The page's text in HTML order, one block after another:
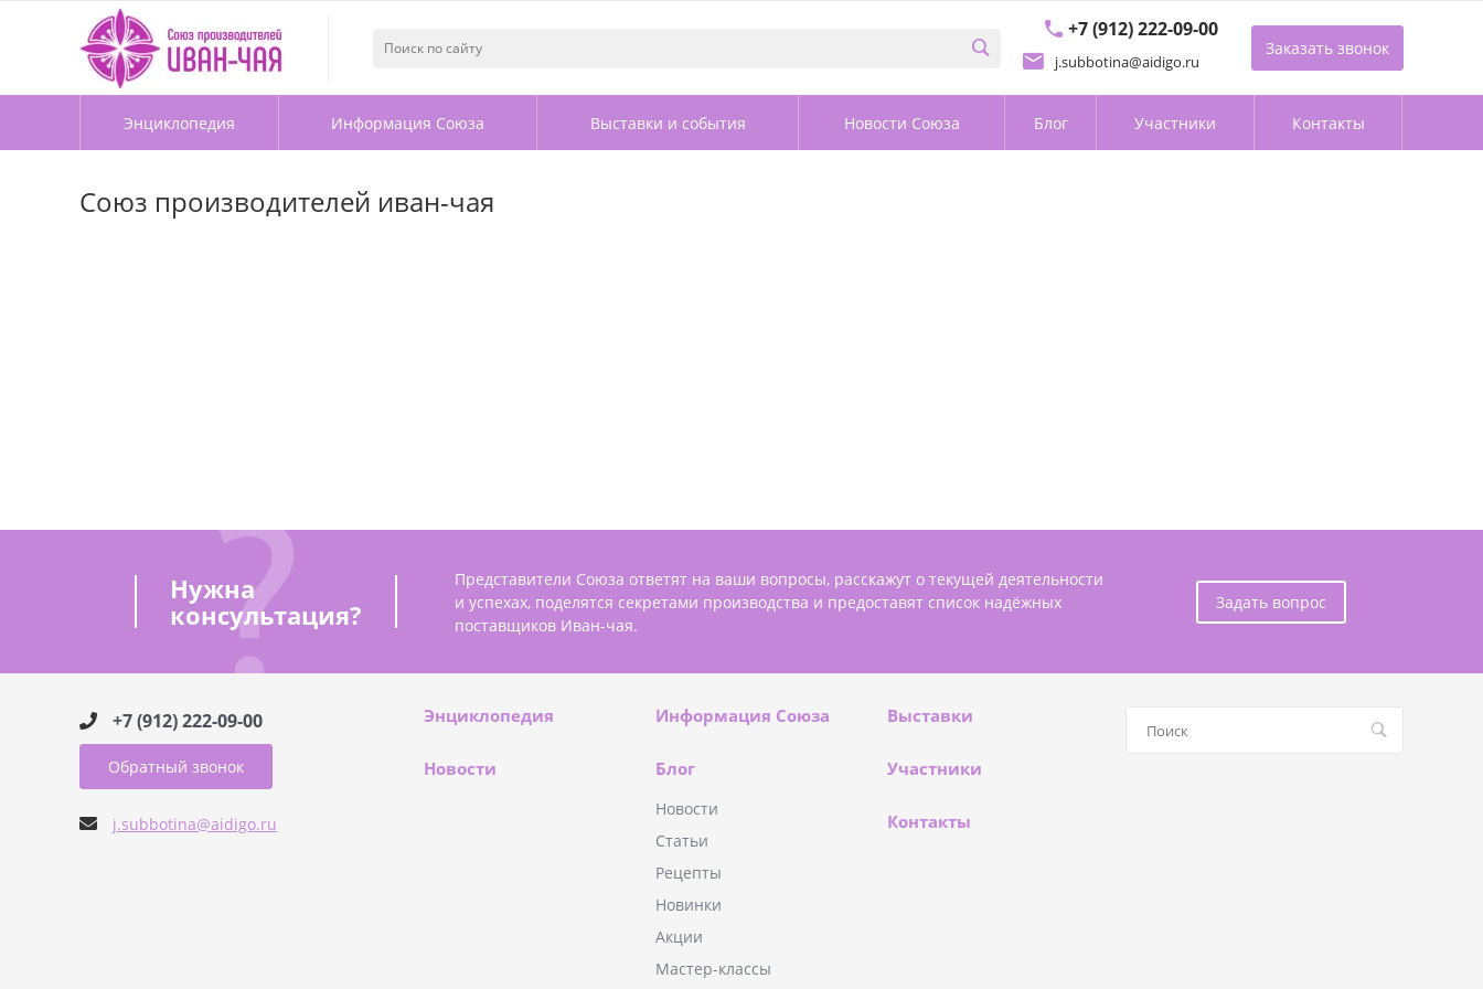
+7 (912) 222-09-00
j.subbotina@aidigo.ru
Заказать звонок
Энциклопедия Информация Союза Выставки и события Новости Союза Блог Участники Контакты
Союз производителей иван-чая
Нужна
консультация?
Представители Союза ответят на ваши вопросы, расскажут о текущей деятельности
и успехах, поделятся секретами производства и предоставят список надёжных
поставщиков Иван-чая.
Задать вопрос
+7 (912) 222-09-00
Обратный звонок
j.subbotina@aidigo.ru
Энциклопедия Информация Союза Выставки
Новости Блог
Новости
Статьи
Рецепты
Новинки
Акции
Мастер-классы
Участники
Контакты